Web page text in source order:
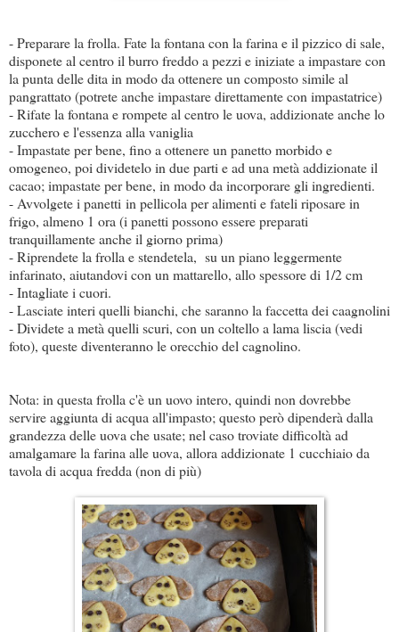
- Preparare la frolla. Fate la fontana con la farina e il pizzico di sale,
disponete al centro il burro freddo a pezzi e iniziate a impastare con
la punta delle dita in modo da ottenere un composto simile al
pangrattato (potrete anche impastare direttamente con impastatrice)
- Rifate la fontana e rompete al centro le uova, addizionate anche lo
zucchero e l'essenza alla vaniglia
- Impastate per bene, fino a ottenere un panetto morbido e
omogeneo, poi dividetelo in due parti e ad una metà addizionate il
cacao; impastate per bene, in modo da incorporare gli ingredienti.
- Avvolgete i panetti in pellicola per alimenti e fateli riposare in
frigo, almeno 1 ora (i panetti possono essere preparati
tranquillamente anche il giorno prima)
- Riprendete la frolla e stendetela, su un piano leggermente
infarinato, aiutandovi con un mattarello, allo spessore di 1/2 cm
- Intagliate i cuori.
- Lasciate interi quelli bianchi, che saranno la faccetta dei caagnolini
- Dividete a metà quelli scuri, con un coltello a lama liscia (vedi
foto), queste diventeranno le orecchio del cagnolino.
Nota: in questa frolla c'è un uovo intero, quindi non dovrebbe
servire aggiunta di acqua all'impasto; questo però dipenderà dalla
grandezza delle uova che usate; nel caso troviate difficoltà ad
amalgamare la farina alle uova, allora addizionate 1 cucchiaio da
tavola di acqua fredda (non di più)